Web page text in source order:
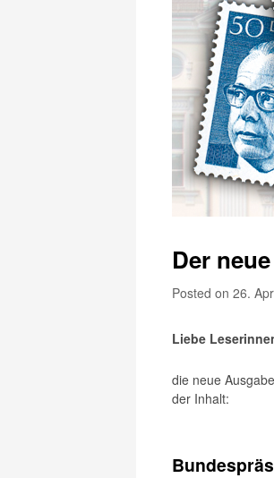
Der
Posted on 26.
Liebe
die neue
der Inhalt: